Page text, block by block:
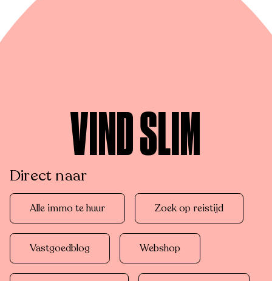
VIND SLIM
Direct naar
Alle immo te huur Zoek op reistijd
Vastgoedblog Webshop